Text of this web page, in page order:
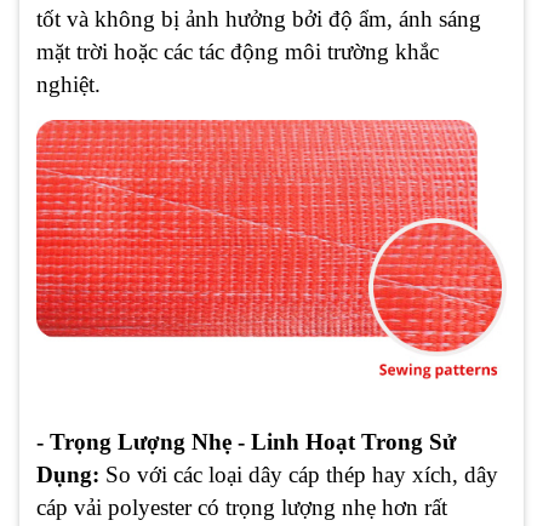
tốt và không bị ảnh hưởng bởi độ ẩm, ánh sáng
mặt trời hoặc các tác động môi trường khắc
nghiệt.
- Trọng Lượng Nhẹ - Linh Hoạt Trong Sử
Dụng: So với các loại dây cáp thép hay xích, dây
cáp vải polyester có trọng lượng nhẹ hơn rất